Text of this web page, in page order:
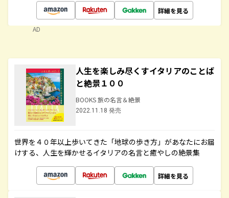
詳細を見る
AD
人生を楽しみ尽くすイタリアのことば
と絶景１００
BOOKS 旅の名言＆絶景
2022.11.18 発売
世界を４０年以上歩いてきた「地球の歩き方」があなたにお届
けする、人生を輝かせるイタリアの名言と癒やしの絶景集
詳細を見る